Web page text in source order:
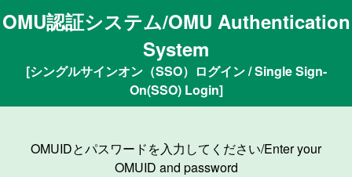
OMU認証システム/OMU Authentication
System
[シングルサインオン（SSO）ログイン / Single Sign-
On(SSO) Login]
OMUIDとパスワードを入力してください/Enter your
OMUID and password